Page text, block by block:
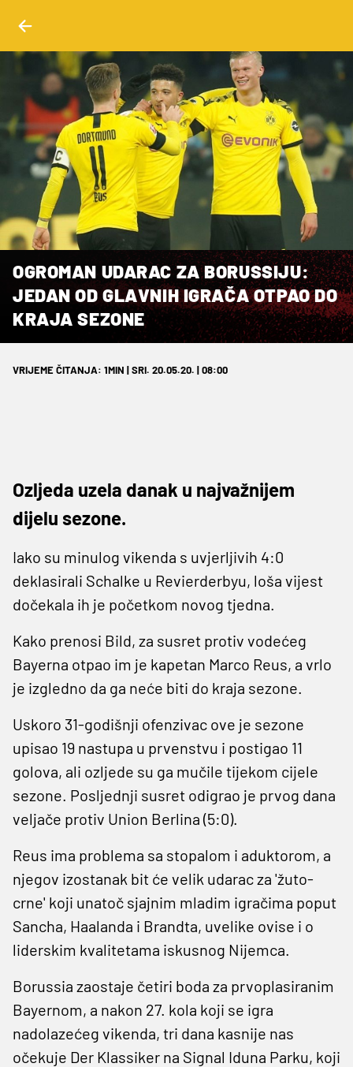
OGROMAN UDARAC ZA BORUSSIJU:
JEDAN OD GLAVNIH IGRAČA OTPAO DO
KRAJA SEZONE
VRIJEME ČITANJA: 1MIN | SRI. 20.05.20. | 08:00
Ozljeda uzela danak u najvažnijem
dijelu sezone.
Iako su minulog vikenda s uvjerljivih 4:0
deklasirali Schalke u Revierderbyu, loša vijest
dočekala ih je početkom novog tjedna.
Kako prenosi Bild, za susret protiv vodećeg
Bayerna otpao im je kapetan Marco Reus, a vrlo
je izgledno da ga neće biti do kraja sezone.
Uskoro 31-godišnji ofenzivac ove je sezone
upisao 19 nastupa u prvenstvu i postigao 11
golova, ali ozljede su ga mučile tijekom cijele
sezone. Posljednji susret odigrao je prvog dana
veljače protiv Union Berlina (5:0).
Reus ima problema sa stopalom i aduktorom, a
njegov izostanak bit će velik udarac za 'žuto-
crne' koji unatoč sjajnim mladim igračima poput
Sancha, Haalanda i Brandta, uvelike ovise i o
liderskim kvalitetama iskusnog Nijemca.
Borussia zaostaje četiri boda za prvoplasiranim
Bayernom, a nakon 27. kola koji se igra
nadolazećeg vikenda, tri dana kasnije nas
očekuje Der Klassiker na Signal Iduna Parku, koji